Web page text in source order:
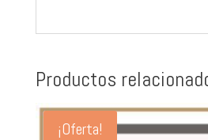
Productos
¡Oferta!